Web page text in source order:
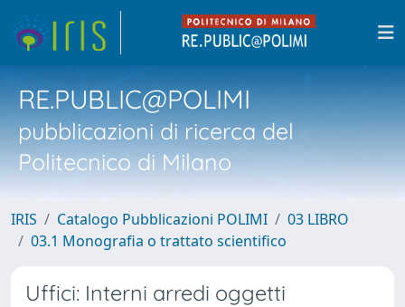
RE.PUBLIC@POLIMI
pubblicazioni di ricerca del
Politecnico di Milano
IRIS Catalogo Pubblicazioni POLIMI
03 LIBRO
03.1 Monografia o trattato scientifico
Uffici: Interni arredi oggetti